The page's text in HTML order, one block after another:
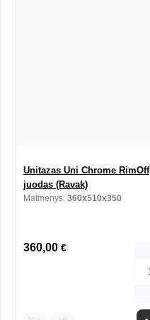
Unitazas Uni Chrome RimOff
juodas (Ravak)
Matmenys: 360x510x350
360,00 €